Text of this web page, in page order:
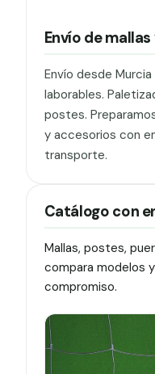
Envío de
Envío desde
laborables.
postes.
y accesorios con
transporte.
Catálogo con
Mallas, postes,
compara modelos
compromiso.